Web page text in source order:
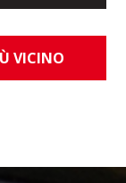
VICINO